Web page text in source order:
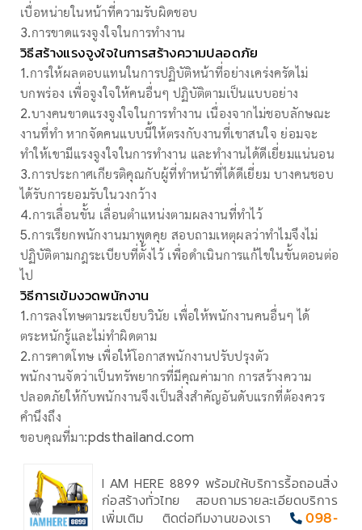
เบื่อหน่ายในหน้าที่ความรับผิดชอบ
3.การขาดแรงจูงใจในการทำงาน
วิธีสร้างแรงจูงใจในการสร้างความปลอดภัย
1.การให้ผลตอบแทนในการปฏิบัติหน้าที่อย่างเคร่งครัดไม่
บกพร่อง เพื่อจูงใจให้คนอื่นๆ ปฏิบัติตามเป็นแบบอย่าง
2.บางคนขาดแรงจูงใจในการทำงาน เนื่องจากไม่ชอบลักษณะ
งานที่ทำ หากจัดคนแบบนี้ให้ตรงกับงานที่เขาสนใจ ย่อมจะ
ทำให้เขามีแรงจูงใจในการทำงาน และทำงานได้ดีเยี่ยมแน่นอน
3.การประกาศเกียรติคุณกับผู้ที่ทำหน้าที่ได้ดีเยี่ยม บางคนชอบ
ได้รับการยอมรับในวงกว้าง
4.การเลื่อนขั้น เลื่อนตำแหน่งตามผลงานที่ทำไว้
5.การเรียกพนักงานมาพูดคุย สอบถามเหตุผลว่าทำไมจึงไม่
ปฏิบัติตามกฎระเบียบที่ตั้งไว้ เพื่อดำเนินการแก้ไขในขั้นตอนต่อ
ไป
วิธีการเข้มงวดพนักงาน
1.การลงโทษตามระเบียบวินัย เพื่อให้พนักงานคนอื่นๆ ได้
ตระหนักรู้และไม่ทำผิดตาม
2.การคาดโทษ เพื่อให้โอกาสพนักงานปรับปรุงตัว
พนักงานจัดว่าเป็นทรัพยากรที่มีคุณค่ามาก การสร้างความ
ปลอดภัยให้กับพนักงานจึงเป็นสิ่งสำคัญอันดับแรกที่ต้องควร
คำนึงถึง
ขอบคุณที่มา:pdsthailand.com
I AM HERE 8899 พร้อมให้บริการรื้อถอนสิ่ง
ก่อสร้างทั่วไทย สอบถามรายละเอียดบริการ
เพิ่มเติม ติดต่อทีมงานของเรา
098-